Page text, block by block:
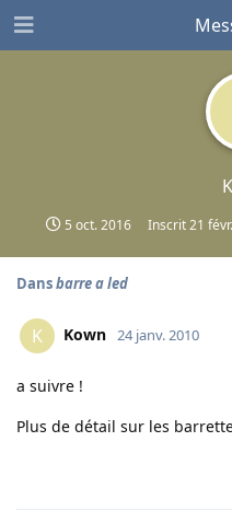
5 oct. 2016 Inscrit21
Dansbarre a led
K Kown 24 janv. 2010
a suivre !
Plus de détail sur les